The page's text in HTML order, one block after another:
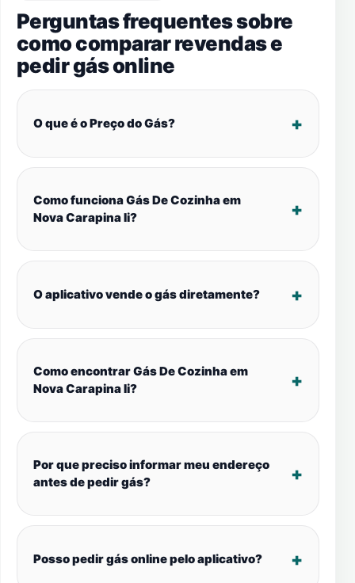
Perguntas frequentes sobre
como comparar revendas e
pedir gás online
O que é o Preço do Gás?
Como funciona Gás De Cozinha em
Nova Carapina Ii?
O aplicativo vende o gás diretamente?
Como encontrar Gás De Cozinha em
Nova Carapina Ii?
Por que preciso informar meu endereço
antes de pedir gás?
Posso pedir gás online pelo aplicativo?